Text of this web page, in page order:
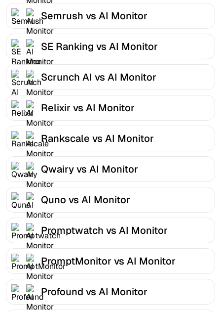
Semrush vs AI Monitor
SE Ranking vs AI Monitor
Scrunch AI vs AI Monitor
Relixir vs AI Monitor
Rankscale vs AI Monitor
Qwairy vs AI Monitor
Quno vs AI Monitor
Promptwatch vs AI Monitor
PromptMonitor vs AI Monitor
Profound vs AI Monitor